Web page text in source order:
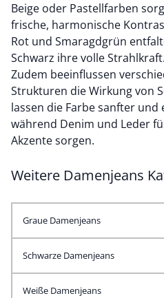
Beige oder Pastellfarben
frische, harmonische
Rot und Smaragdgrün
Schwarz ihre volle Strahlkraft.
Zudem beeinflussen
Strukturen die Wirkung von
lassen die Farbe sanfter und
während Denim und
Akzente sorgen.
Weitere Damenjeans
Graue Damenjeans
Schwarze Damenjeans
Weiße Damenjeans